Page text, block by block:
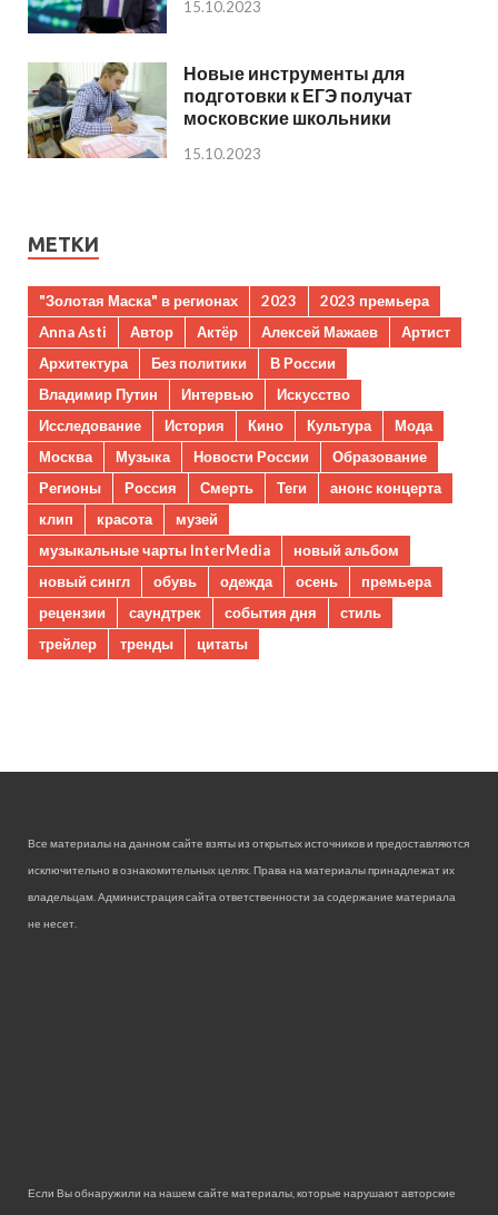
15.10.2023
Новые инструменты для
подготовки к ЕГЭ получат
московские школьники
15.10.2023
МЕТКИ
"Золотая Маска" в регионах 2023
2023 премьера
Anna Asti
Автор Актёр Алексей Мажаев
Артист
Архитектура
Без политики
В России
Владимир Путин
Интервью
Искусство
Исследование
История Кино Культура
Мода
Москва
Музыка Новости России
Образование
Регионы
Россия Смерть Теги
анонс концерта
клип
красота
музей
музыкальные чарты InterMedia
новый альбом
новый сингл
обувь одежда осень
премьера
рецензии
саундтрек события дня
стиль
трейлер
тренды цитаты
Все материалы на данном сайте взяты из открытых источников и предоставляются
исключительно в ознакомительных целях. Права на материалы принадлежат их
владельцам. Администрация сайта ответственности за содержание материала
не несет.
Если Вы обнаружили на нашем сайте материалы, которые нарушают авторские